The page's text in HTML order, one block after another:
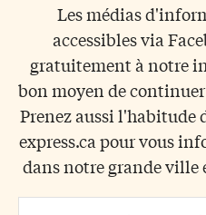
Les médias
accessibles via
gratuitement à notre
bon moyen de continuer
Prenez aussi l'habitude
express.ca pour vous
dans notre grande ville